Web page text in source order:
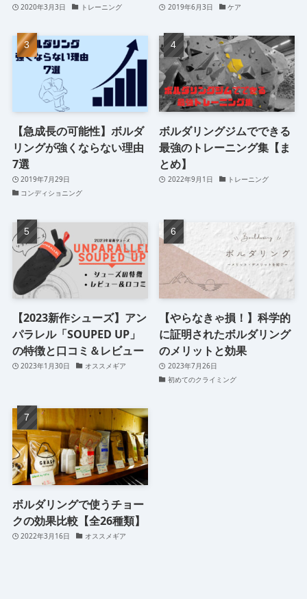
2020年3月3日 トレーニング 2019年6月3日 ケア
【急成長の可能性】ボルダ
リングが強くならない理由
7選
2019年7月29日
コンディショニング
ボルダリングジムでできる
最強のトレーニング集【ま
とめ】
2022年9月1日 トレーニング
【2023新作シューズ】アン
パラレル「SOUPED UP」
の特徴と口コミ＆レビュー
2023年1月30日 オススメギア
【やらなきゃ損！】科学的
に証明されたボルダリング
のメリットと効果
2023年7月26日
初めてのクライミング
ボルダリングで使うチョー
クの効果比較【全26種類】
2022年3月16日 オススメギア